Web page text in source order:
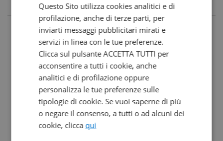
Questo Sito utilizza cookies analitici e di
profilazione, anche di terze parti, per
inviarti messaggi pubblicitari mirati e
servizi in linea con le tue preferenze.
Clicca sul pulsante ACCETTA TUTTI per
acconsentire a tutti i cookie, anche
analitici e di profilazione oppure
personalizza le tue preferenze sulle
tipologie di cookie. Se vuoi saperne di più
o negare il consenso, a tutti o ad alcuni dei
cookie, clicca qui